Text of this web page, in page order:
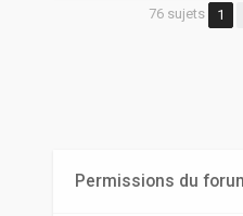
76 sujets 1
Permissions du